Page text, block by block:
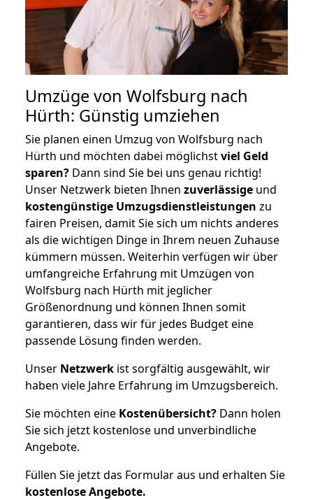
Umzüge von Wolfsburg nach
Hürth: Günstig umziehen
Sie planen einen Umzug von Wolfsburg nach
Hürth und möchten dabei möglichstviel Geld
sparen? Dann sind Sie bei uns genau richtig!
Unser Netzwerk bieten Ihnen zuverlässige und
kostengünstige Umzugsdienstleistungen zu
fairen Preisen, damit Sie sich um nichts anderes
als die wichtigen Dinge in Ihrem neuen Zuhause
kümmern müssen. Weiterhin verfügen wir über
umfangreiche Erfahrung mit Umzügen von
Wolfsburg nach Hürth mit jeglicher
Größenordnung und können Ihnen somit
garantieren, dass wir für jedes Budget eine
passende Lösung finden werden.
Unser Netzwerk ist sorgfältig ausgewählt, wir
haben viele Jahre Erfahrung im Umzugsbereich.
Sie möchten eine Kostenübersicht? Dann holen
Sie sich jetzt kostenlose und unverbindliche
Angebote.
Füllen Sie jetzt das Formular aus und erhalten Sie
kostenloseAngebote.